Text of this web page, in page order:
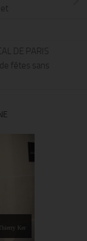
DE PARIS
fêtes sans
Ker